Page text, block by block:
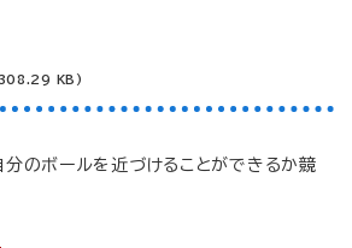
KB)
のボールを近づけることができるか競